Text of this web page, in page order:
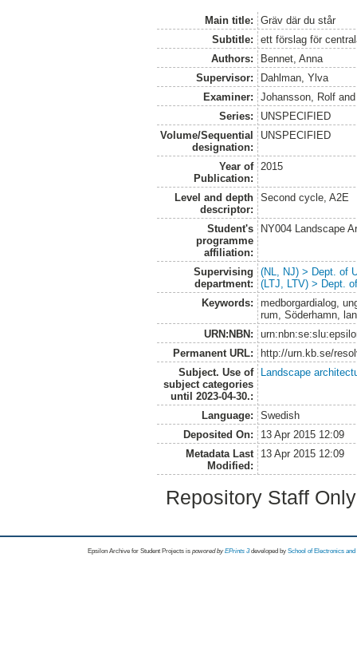
Main title:
Gräv där du står
Subtitle:
ett förslag för
Authors:
Bennet, Anna
Supervisor:
Dahlman, Ylva
Examiner:
Johansson, Rolf
Series:
UNSPECIFIED
Volume/Sequential
designation:
UNSPECIFIED
Year of
Publication:
2015
Level and depth
descriptor:
Second cycle, A2E
Student's
programme
affiliation:
NY004 Landscape
Supervising
department:
(NL, NJ) > Dept. of
(LTJ, LTV) > Dept.
Keywords:
medborgardialog,
rum, Söderhamn,
URN:NBN:
Permanent URL:
http://urn.kb.se/
Subject. Use of
subject categories
until 2023-04-30.:
Landscape
Language:
Swedish
Deposited On:
13 Apr 2015 12:09
Metadata Last
Modified:
13 Apr 2015 12:09
Repository Staff
Epsilon Archive for Student Projects is powored byEPrints 3 developed by School of Electronics